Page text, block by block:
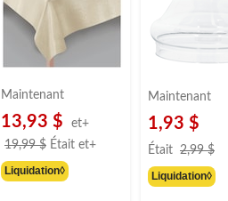
Maintenant
13,93 $
et+
19,99 $ Était et+prix
Liquidation◊
Maintenant
1,93 $
Était 2,99 $
Liquidation◊